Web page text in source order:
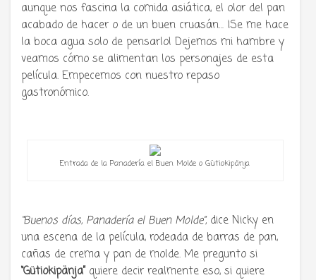
aunque nos fascina la comida asiática, el olor del pan
acabado de hacer o de un buen cruasán… ¡Se me hace
la boca agua solo de pensarlo! Dejemos mi hambre y
veamos cómo se alimentan los personajes de esta
película. Empecemos con nuestro repaso
gastronómico.
Entrada de la Panadería el Buen Molde o Gütiokipänja
“Buenos días, Panadería el Buen Molde”,dice Nicky en
una escena de la película, rodeada de barras de pan,
cañas de crema y pan de molde. Me pregunto si
“Gütiokipänja” quiere decir realmente eso, si quiere